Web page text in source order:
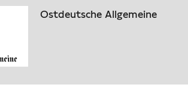
Ostdeutsche Allgemeine